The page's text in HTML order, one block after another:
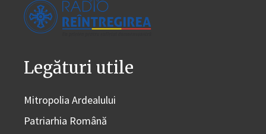
Legături utile
Mitropolia Ardealului
Patriarhia Română